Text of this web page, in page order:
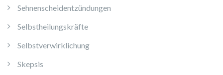
Sehnenscheidentzündungen
Selbstheilungskräfte
Selbstverwirklichung
Skepsis